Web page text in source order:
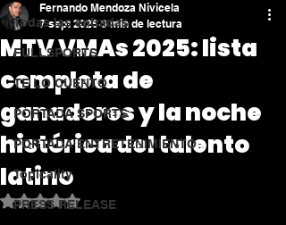
Todas las entradas
FULLSPORTS
TE LO CUENTO
PORTADA SPORTS
PORTADA ENTRETENIMIENTO
Topicality
PRESS RELEASE
MTV VMAs 2025: lista
completa de
ganadores y la noche
histórica del talento
latino
Fernando Mendoza Nivicela
7 sept 2025 3 min de lectura
Obtuvo NaN de 5 estrellas.